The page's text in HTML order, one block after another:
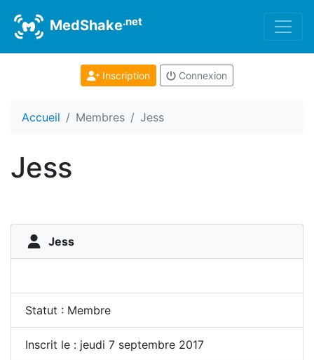
MedShake.net
Inscription Connexion
Accueil Membres Jess
Jess
Jess
Statut : Membre
Inscrit le : jeudi 7 septembre 2017